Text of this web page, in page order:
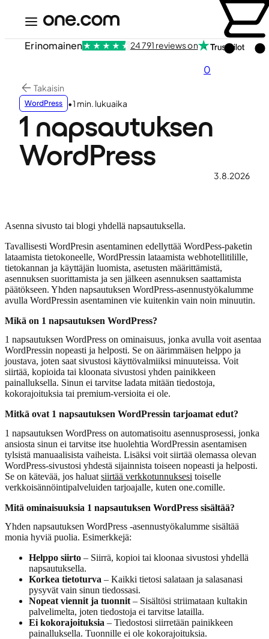
0
Erinomainen 24 791 reviews on
Takaisin
WordPress •1 min. lukuaika
1 napsautuksen
WordPress
3.8.2026
Asenna sivusto tai blogi yhdellä napsautuksella.
Tavallisesti WordPresin asentaminen edellyttää WordPess-paketin
lataamista tietokoneelle, WordPressin lataamista webhotellitilille,
tietokannan ja käyttäjän luomista, asetusten määrittämistä,
asennuksen suorittamista ja sen jälkeen asennuksen saattamista
päätökseen. Yhden napsautuksen WordPress-asennustyökalumme
avulla WordPressin asentaminen vie kuitenkin vain noin minuutin.
Mikä on 1 napsautuksen WordPress?
1 napsautuksen WordPress on ominaisuus, jonka avulla voit asentaa
WordPressin nopeasti ja helposti. Se on äärimmäisen helppo ja
joustava, joten saat sivustosi käyttövalmiiksi minuuteissa. Voit
siirtää, kopioida tai kloonata sivustosi yhden painikkeen
painalluksella. Sinun ei tarvitse ladata mitään tiedostoja,
kokorajoituksia tai premium-versioita ei ole.
Mitkä ovat 1 napsautuksen WordPressin tarjoamat edut?
1 napsautuksen WordPress on automatisoitu asennusprosessi, jonka
ansiosta sinun ei tarvitse itse huolehtia WordPressin asentamisen
tylsistä manuaalisista vaiheista. Lisäksi voit siirtää olemassa olevan
WordPress-sivustosi yhdestä sijainnista toiseen nopeasti ja helposti.
Se on kätevää, jos haluat siirtää verkkotunnuksesi toiselle
verkkoisännöintipalveluiden tarjoajalle, kuten one.comille.
Mitä ominaisuuksia 1 napsautuksen WordPress sisältää?
Yhden napsautuksen WordPress -asennustyökalumme sisältää
monia hyviä puolia. Esimerkkejä:
Helppo siirto – Siirrä, kopioi tai kloonaa sivustosi yhdellä
napsautuksella.
Korkea tietoturva – Kaikki tietosi salataan ja salasanasi
pysyvät vain sinun tiedossasi.
Nopeat viennit ja tuonnit – Sisältösi striimataan kultakin
palvelimelta, joten tiedostoja ei tarvitse latailla.
Ei kokorajoituksia – Tiedostosi siirretään painikkeen
painalluksella. Tuonnille ei ole kokorajoituksia.